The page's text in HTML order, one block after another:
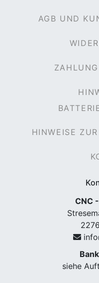
AGB UND
HINWEISE
CNC
siehe